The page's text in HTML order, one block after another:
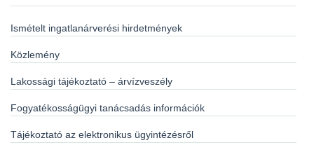
Ismételt ingatlanárverési hirdetmények
Közlemény
Lakossági tájékoztató – árvízveszély
Fogyatékosságügyi tanácsadás információk
Tájékoztató az elektronikus ügyintézésről